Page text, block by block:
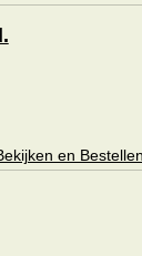
en Bestellen